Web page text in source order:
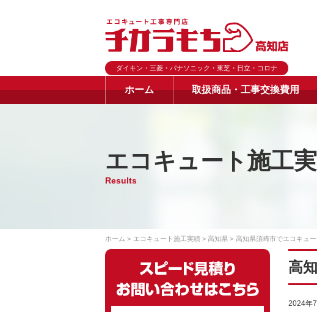
ダイキン・三菱・パナソニック・東芝・日立・コロナ
ホーム 取扱商品・工事交換費用
エコキュート施工
Results
ホーム エコキュート施工実績 高知県 高知県須崎市でエコキュー
高
2024年